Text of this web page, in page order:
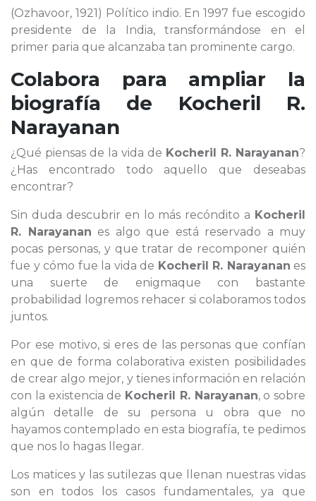
(Ozhavoor, 1921) Político indio. En 1997 fue escogido
presidente de la India, transformándose en el
primer paria que alcanzaba tan prominente cargo.
Colabora para ampliar la
biografía de Kocheril R.
Narayanan
¿Qué piensas de la vida de Kocheril R. Narayanan?
¿Has encontrado todo aquello que deseabas
encontrar?
Sin duda descubrir en lo más recóndito a Kocheril
R. Narayanan es algo que está reservado a muy
pocas personas, y que tratar de recomponer quién
fue y cómo fue la vida de Kocheril R. Narayanan es
una suerte de enigmaque con bastante
probabilidad logremos rehacer si colaboramos todos
juntos.
Por ese motivo, si eres de las personas que confían
en que de forma colaborativa existen posibilidades
de crear algo mejor, y tienes información en relación
con la existencia de Kocheril R. Narayanan, o sobre
algún detalle de su persona u obra que no
hayamos contemplado en esta biografía, te pedimos
que nos lo hagas llegar.
Los matices y las sutilezas que llenan nuestras vidas
son en todos los casos fundamentales, ya que